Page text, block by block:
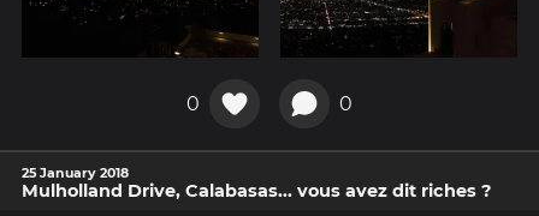
0 0
25 January 2018
Mulholland Drive, Calabasas... vous avez dit riches ?